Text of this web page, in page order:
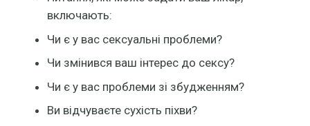
включають:
Чи є у вас сексуальні проблеми?
Чи змінився ваш інтерес до сексу?
Чи є у вас проблеми зі збудженням?
Ви відчуваєте сухість піхви?